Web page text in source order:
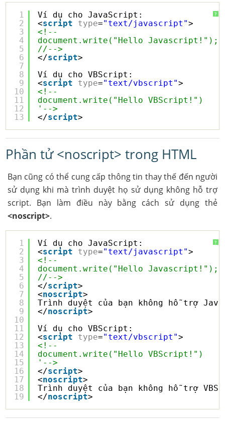
?
1
2
3
4
5
6
7
8
9
10
11
12
13
Ví dụ cho JavaScript:
<script type="text/javascript">
<!--
document.write("Hello Javascript!");
//-->
</script>
Ví dụ cho VBScript:
<script type="text/vbscript">
<!--
document.write("Hello VBScript!")
'-->
</script>
Phần tử <noscript> trong HTML
Bạn cũng có thể cung cấp thông tin thay thế đến người
sử dụng khi mà trình duyệt họ sử dụng không hỗ trợ
script. Bạn làm điều này bằng cách sử dụng thẻ
<noscript>.
?
1
2
3
4
5
6
7
8
9
10
11
12
13
14
15
16
17
18
19
Ví dụ cho JavaScript:
<script type="text/javascript">
<!--
document.write("Hello Javascript!");
//-->
</script>
<noscript>
Trình duyệt của bạn không hỗ trợ
</noscript>
Ví dụ cho VBScript:
<script type="text/vbscript">
<!--
document.write("Hello VBScript!")
'-->
</script>
<noscript>
Trình duyệt của bạn không hỗ trợ
</noscript>